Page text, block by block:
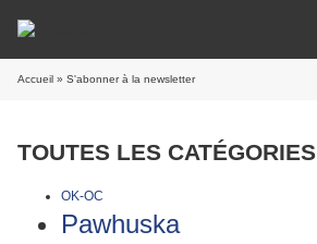
Accueil » S'abonner à la newsletter
TOUTES LES CATÉGORIES
OK-OC
Pawhuska